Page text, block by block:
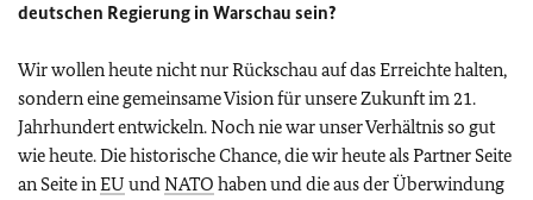
deutschen Regierung in Warschau sein?
Wir wollen heute nicht nur Rückschau auf das Erreichte halten,
sondern eine gemeinsame Vision für unsere Zukunft im 21.
Jahrhundert entwickeln. Noch nie war unser Verhältnis so gut
wie heute. Die historische Chance, die wir heute als Partner Seite
an Seite inEU undNATO haben und die aus der Überwindung